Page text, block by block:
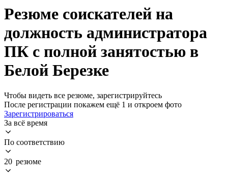
Резюме соискателей на
должность администратора
ПК с полной занятостью в
Белой Березке
Чтобы видеть все резюме, зарегистрируйтесь
После регистрации покажем ещё 1 и откроем фото
Зарегистрироваться
За всё время
По соответствию
20 резюме